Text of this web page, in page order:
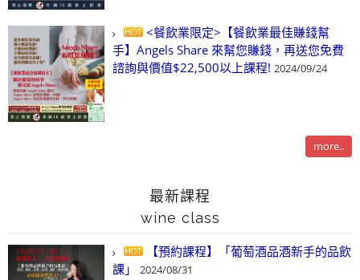
<餐飲業限定>【餐飲業最佳賺錢幫
手】Angels Share 來幫您賺錢，再送您免費
諮詢與價值$22,500以上課程! 2024/09/24
more..
最新課程
wine class
【預約課程】「葡萄酒品酒新手的品飲
課」
2024/08/31